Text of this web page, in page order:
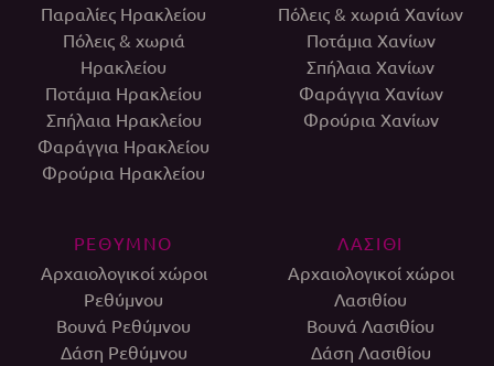
Παραλίες Ηρακλείου
Πόλεις & χωριά
Ηρακλείου
Ποτάμια Ηρακλείου
Σπήλαια Ηρακλείου
Φαράγγια Ηρακλείου
Φρούρια Ηρακλείου
Πόλεις & χωριά Χανίων
Ποτάμια Χανίων
Σπήλαια Χανίων
Φαράγγια Χανίων
Φρούρια Χανίων
ΡΕΘΥΜΝΟ
Αρχαιολογικοί χώροι
Ρεθύμνου
Βουνά Ρεθύμνου
Δάση Ρεθύμνου
ΛΑΣΙΘΙ
Αρχαιολογικοί χώροι
Λασιθίου
Βουνά Λασιθίου
Δάση Λασιθίου